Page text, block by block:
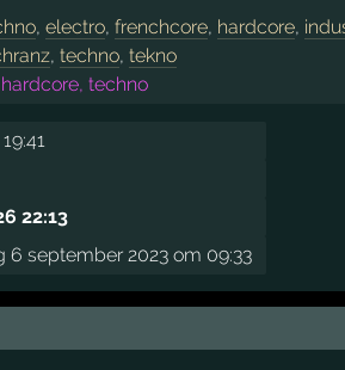
,electro,frenchcore, hardcore,
,techno,tekno
techno
22:13
6 september 2023 om 09:33